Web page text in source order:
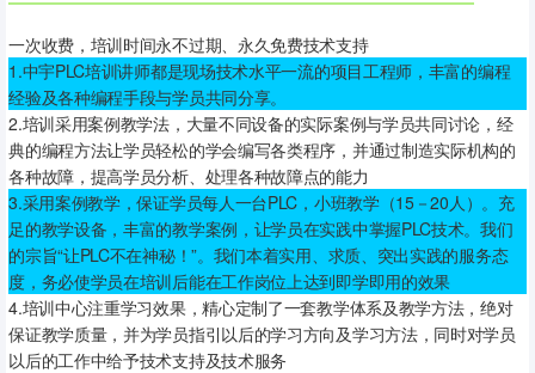
一次收费，培训时间永不过期、永久免费技术支持
1.中宇PLC培训讲师都是现场技术水平一流的项目工程师，丰富的编程
经验及各种编程手段与学员共同分享。
2.培训采用案例教学法，大量不同设备的实际案例与学员共同讨论，经
典的编程方法让学员轻松的学会编写各类程序，并通过制造实际机构的
各种故障，提高学员分析、处理各种故障点的能力
3.采用案例教学，保证学员每人一台PLC，小班教学（15－20人）。充
足的教学设备，丰富的教学案例，让学员在实践中掌握PLC技术。我们
的宗旨“让PLC不在神秘！”。我们本着实用、求质、突出实践的服务态
度，务必使学员在培训后能在工作岗位上达到即学即用的效果
4.培训中心注重学习效果，精心定制了一套教学体系及教学方法，绝对
保证教学质量，并为学员指引以后的学习方向及学习方法，同时对学员
以后的工作中给予技术支持及技术服务